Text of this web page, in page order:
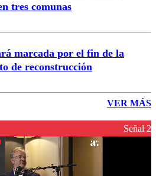
tres comunas
marcada por el fin de la
de reconstrucción
VER MÁS
Señal 2